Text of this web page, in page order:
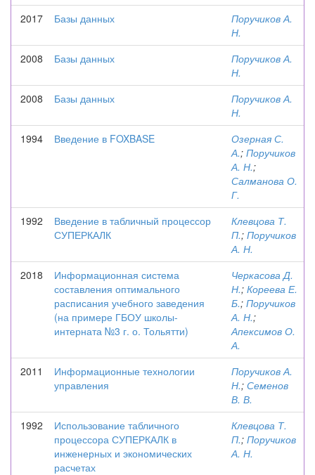
2017
Базы данных
Поручиков А.
Н.
2008
Базы данных
Поручиков А.
Н.
2008
Базы данных
Поручиков А.
Н.
1994
Введение в FOXBASE
Озерная С.
А.; Поручиков
А. Н.;
Салманова О.
Г.
1992
Введение в табличный процессор
СУПЕРКАЛК
Клевцова Т.
П.; Поручиков
А. Н.
2018
Информационная система
составления оптимального
расписания учебного заведения
(на примере ГБОУ школы-
интерната №3 г. о. Тольятти)
Черкасова Д.
Н.; Кореева Е.
Б.; Поручиков
А. Н.;
Апексимов О.
А.
2011
Информационные технологии
управления
Поручиков А.
Н.; Семенов
В. В.
1992
Использование табличного
процессора СУПЕРКАЛК в
инженерных и экономических
расчетах
Клевцова Т.
П.; Поручиков
А. Н.